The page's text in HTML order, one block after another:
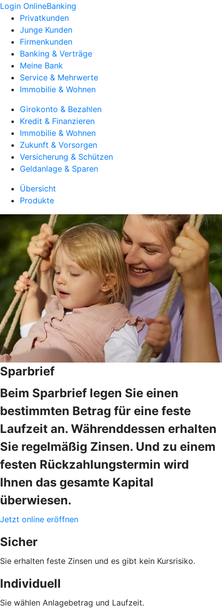
Login OnlineBanking
Privatkunden
Junge Kunden
Firmenkunden
Banking & Verträge
Meine Bank
Service & Mehrwerte
Immobilie & Wohnen
Girokonto & Bezahlen
Kredit & Finanzieren
Immobilie & Wohnen
Zukunft & Vorsorgen
Versicherung & Schützen
Geldanlage & Sparen
Übersicht
Produkte
Sparbrief
Beim Sparbrief legen Sie einen
bestimmten Betrag für eine feste
Laufzeit an. Währenddessen erhalten
Sie regelmäßig Zinsen. Und zu einem
festen Rückzahlungstermin wird
Ihnen das gesamte Kapital
überwiesen.
Jetzt online eröffnen
Sicher
Sie erhalten feste Zinsen und es gibt kein Kursrisiko.
Individuell
Sie wählen Anlagebetrag und Laufzeit.